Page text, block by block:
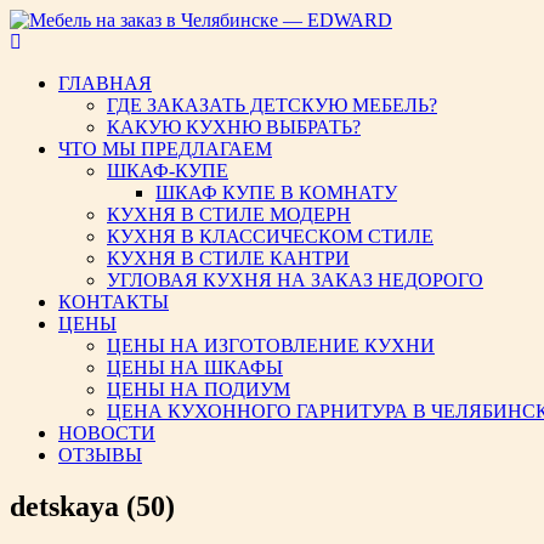
Мебель на заказ в
ГЛАВНАЯ
ГДЕ ЗАКАЗАТЬ ДЕТСКУЮ МЕБЕЛЬ?
КАКУЮ КУХНЮ ВЫБРАТЬ?
ЧТО МЫ ПРЕДЛАГАЕМ
ШКАФ-КУПЕ
ШКАФ КУПЕ В КОМНАТУ
КУХНЯ В СТИЛЕ МОДЕРН
КУХНЯ В КЛАССИЧЕСКОМ СТИЛЕ
КУХНЯ В СТИЛЕ КАНТРИ
УГЛОВАЯ КУХНЯ НА ЗАКАЗ НЕДОРОГО
КОНТАКТЫ
ЦЕНЫ
ЦЕНЫ НА ИЗГОТОВЛЕНИЕ КУХНИ
ЦЕНЫ НА ШКАФЫ
ЦЕНЫ НА ПОДИУМ
ЦЕНА КУХОННОГО ГАРНИТУРА В
НОВОСТИ
ОТЗЫВЫ
detskaya (50)